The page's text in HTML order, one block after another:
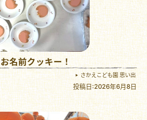
お名前クッキー！
さかえこども園 思い出
投稿日:2026年6月8日